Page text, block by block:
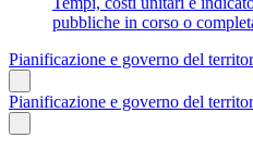
pubbliche in corso o
Pianificazione e governo del
Pianificazione e governo del